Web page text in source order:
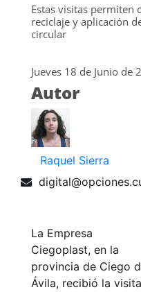
Estas visitas permiten
reciclaje y aplicación
circular
Jueves 18 de Junio
Autor
Raquel Sierra
La Empresa
Ciegoplast, en la
provincia de Ciego
Ávila, recibió la visita